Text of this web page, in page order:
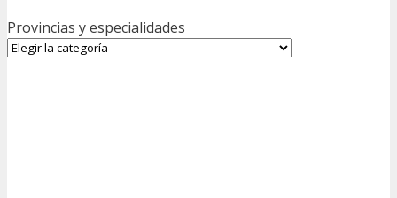
Provincias y especialidades